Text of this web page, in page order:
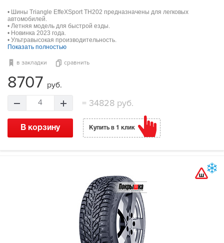
• Шины Triangle EffeXSport TH202 предназначены для легковых
автомобилей.
• Летняя модель для быстрой езды.
• Новинка 2023 года.
• Ультравысокая производительность.
Показать полностью
в закладки сравнить
8707 руб.
4 = 34828 руб.
В корзину Купить в 1 клик